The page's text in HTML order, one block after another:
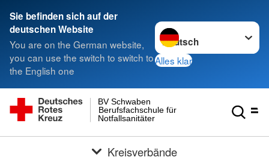
Sie befinden sich auf der
deutschen Website
You are on the German website,
you can use the switch to switch to
the English one
Sprache wechseln zu
Alles klar
Notfallsanitäter
Berufsfachschule für
BV Schwaben
Kreisverbände